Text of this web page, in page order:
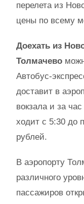
перелета из
цены по всему
Доехать из
Толмачево
Автобус-
доставит в
вокзала и за
ходит с 5:30 до
рублей.
В аэропорту
различного
пассажиров